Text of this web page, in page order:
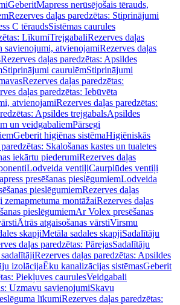
GeberitMapress nerūsējošais tērauds,
Rezerves daļas paredzētas: Stiprinājumi
C tēraudsSistēmas caurules
LīkumiTrejgabaliRezerves daļas
savienojumi, atvienojamiRezerves daļas
Rezerves daļas paredzētas: Apsildes
Stiprinājumi caurulēmStiprinājumi
Rezerves daļas paredzētas:
daļas paredzētas: Iebūvēta
atvienojamiRezerves daļas paredzētas:
Apsildes trejgabalsApsildes
un veidgabaliemPārsegi
Geberit higiēnas sistēmaHigiēniskās
Skalošanas kastes un tualetes
iekārtu piederumiRezerves daļas
Lodveida ventiļiCaurplūdes ventiļi
presēšanas pieslēgumiemLodveida
pieslēgumiemRezerves daļas
montāžaiRezerves daļas
pieslēgumiemAr Volex presēšanas
Ātrās atgaisošanas vārstiVirsmu
skapjiMetāla sadales skapjiSadalītāju
daļas paredzētas: PārejasSadalītāju
Rezerves daļas paredzētas: Apsildes
izolācijaĒku kanalizācijas sistēmasGeberit
Piekļuves caurulesVeidgabali
Uzmavu savienojumiSkavu
līkumiRezerves daļas paredzētas: